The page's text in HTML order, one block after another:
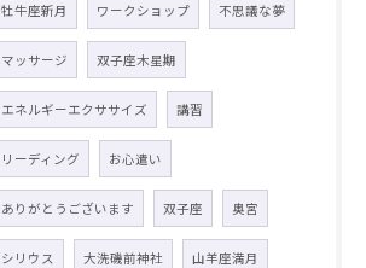
牡牛座新月 ワークショップ 不思議な夢
マッサージ 双子座木星期
エネルギーエクササイズ 講習
リーディング お心遣い
ありがとうございます 双子座 奥宮
シリウス 大洗磯前神社 山羊座満月